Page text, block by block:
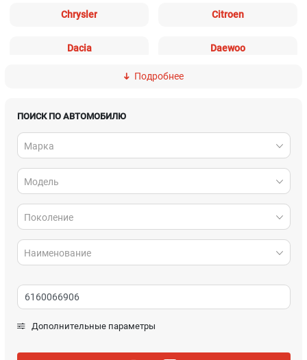
Chrysler Citroen
Dacia Daewoo
Dodge
Infiniti
Jaguar
Kia Lada
Lexus MAN
Подробнее
ПОИСК ПО АВТОМОБИЛЮ
Марка
Модель
Поколение
Наименование
Дополнительные параметры